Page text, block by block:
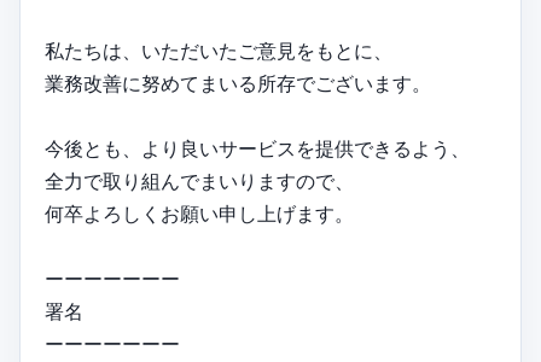
私たちは、いただいたご意見をもとに、
業務改善に努めてまいる所存でございます。
今後とも、より良いサービスを提供できるよう、
全力で取り組んでまいりますので、
何卒よろしくお願い申し上げます。
ーーーーーーー
署名
ーーーーーーー